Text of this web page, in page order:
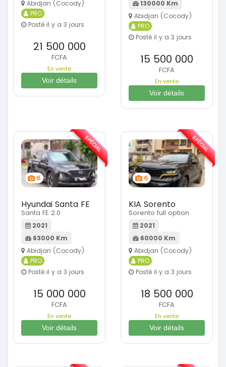
Abidjan (Cocody)
PRO
Posté il y a 3 jours
21 500 000
FCFA
En vente
Voir détails
130000 Km
Abidjan (Cocody)
PRO
Posté il y a 3 jours
15 500 000
FCFA
En vente
Voir détails
6
Hyundai Santa FE
Santa FE 2.0
2021
63000 Km
Abidjan (Cocody)
PRO
Posté il y a 3 jours
15 000 000
FCFA
En vente
Voir détails
SPÉCIAL
6
KIA Sorento
Sorento full option
2021
60000 Km
Abidjan (Cocody)
PRO
Posté il y a 3 jours
18 500 000
FCFA
En vente
Voir détails
SPÉCIAL